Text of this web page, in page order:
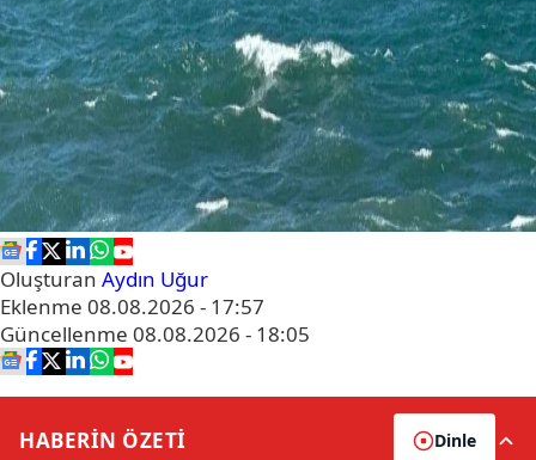
Oluşturan Aydın Uğur
Eklenme 08.08.2026 - 17:57
Güncellenme 08.08.2026 - 18:05
HABERİN ÖZETİ Dinle